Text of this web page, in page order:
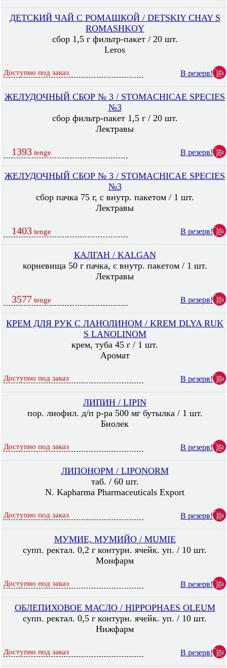
ДЕТСКИЙ ЧАЙ С РОМАШКОЙ / DETSKIY CHAY S
ROMASHKOY
сбор 1,5 г фильтр-пакет / 20 шт.
Leros
Доступно под заказ В резерв!
ЖЕЛУДОЧНЫЙ СБОР № 3 / STOMACHICAE SPECIES
№3
сбор фильтр-пакет 1,5 г / 20 шт.
Лектравы
1393 tenge В резерв!
ЖЕЛУДОЧНЫЙ СБОР № 3 / STOMACHICAE SPECIES
№3
сбор пачка 75 г, с внутр. пакетом / 1 шт.
Лектравы
1403 tenge В резерв!
КАЛГАН / KALGAN
корневища 50 г пачка, с внутр. пакетом / 1 шт.
Лектравы
3577 tenge В резерв!
КРЕМ ДЛЯ РУК С ЛАНОЛИНОМ / KREM DLYA RUK
S LANOLINOM
крем, туба 45 г / 1 шт.
Аромат
Доступно под заказ В резерв!
ЛИПИН / LIPIN
пор. лиофил. д/п р-ра 500 мг бутылка / 1 шт.
Биолек
Доступно под заказ В резерв!
ЛИПОНОРМ / LIPONORM
таб. / 60 шт.
N. Kapharma Pharmaceuticals Export
Доступно под заказ В резерв!
МУМИЕ, МУМИЙО / MUMIE
супп. ректал. 0,2 г контурн. ячейк. уп. / 10 шт.
Монфарм
Доступно под заказ В резерв!
ОБЛЕПИХОВОЕ МАСЛО / HIPPOPHAES OLEUM
супп. ректал. 0,5 г контурн. ячейк. уп. / 10 шт.
Нижфарм
Доступно под заказ В резерв!